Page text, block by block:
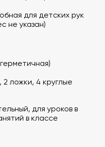
для детских рук
не указан)
2 ложки, 4 круглые
для уроков в
в классе